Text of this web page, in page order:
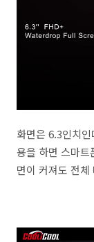
화면은 6.3인치
용을 하면 스마트
면이 커져도 전